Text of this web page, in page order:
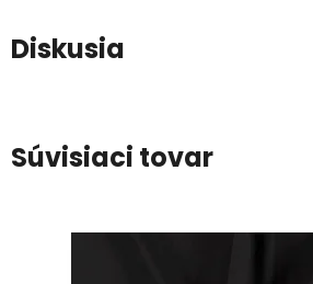
Diskusia
Súvisiaci tovar